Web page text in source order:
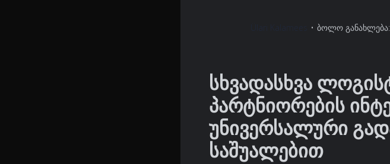
• ბოლო
სხვადასხვა
პარტნიორების
უნივერსალური
საშუალებით